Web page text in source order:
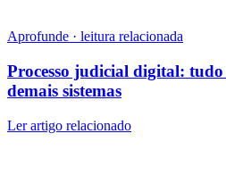
Aprofunde · leitura relacionada
Processo judicial digital: tudo
demais sistemas
Ler artigo relacionado